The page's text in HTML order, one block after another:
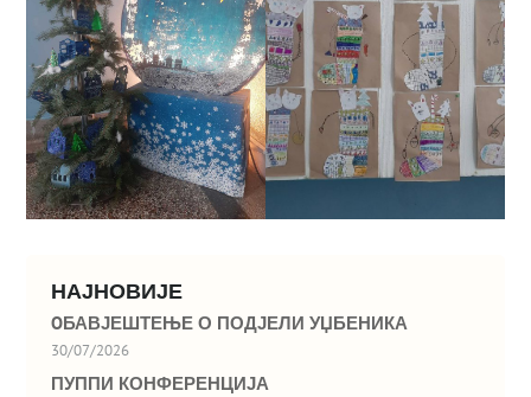
НАЈНОВИЈЕ
OБАВЈЕШТЕЊЕ О ПОДЈЕЛИ УЏБЕНИКА
30/07/2026
ПУППИ КОНФЕРЕНЦИЈА